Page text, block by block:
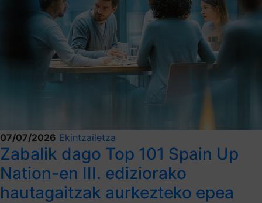
07/07/2026 Ekintzailetza
Zabalik dago Top 101 Spain Up
Nation-en III. ediziorako
hautagaitzak aurkezteko epea